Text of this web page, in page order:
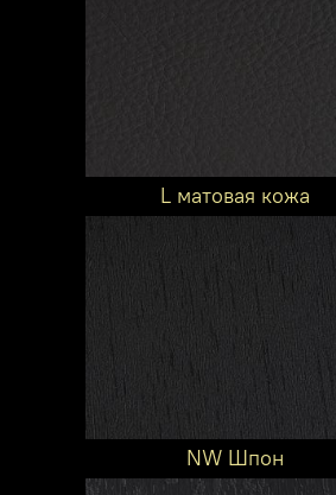
L матовая кожа
NW Шпон